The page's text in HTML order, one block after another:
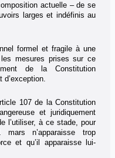
actuelle – de se
larges et indéfinis au
formel et fragile à une
mesures prises sur ce
de la Constitution
d’exception.
107 de la Constitution
et juridiquement
l’utiliser, à ce stade, pour
n’apparaisse trop
et qu’il apparaisse lui-